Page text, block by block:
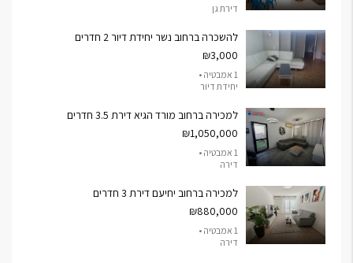
דירת גן
להשכרה ברחוב נשר יחידת דיור 2 חדרים
₪3,000
1 אמבטיה •
יחידת דיור
למכירה ברחוב מורד הגיא דירת 3.5 חדרים
₪1,050,000
1 אמבטיה •
דירה
למכירה ברחוב יחיעם דירת 3 חדרים
₪880,000
1 אמבטיה •
דירה